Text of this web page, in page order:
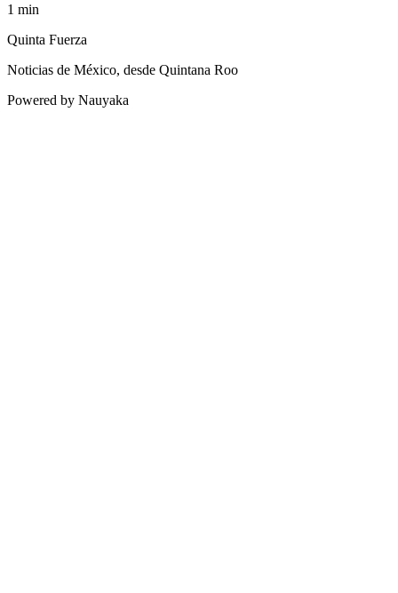
1 min
Quinta Fuerza
Noticias de México, desde Quintana Roo
Powered by Nauyaka